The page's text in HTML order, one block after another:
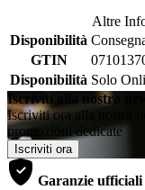
Altre
Disponibilità
GTIN
Disponibilità Solo
Iscriviti alla nostra
Iscriviti ora alla nostra
promozioni dedicate
Iscriviti ora
Garanzie